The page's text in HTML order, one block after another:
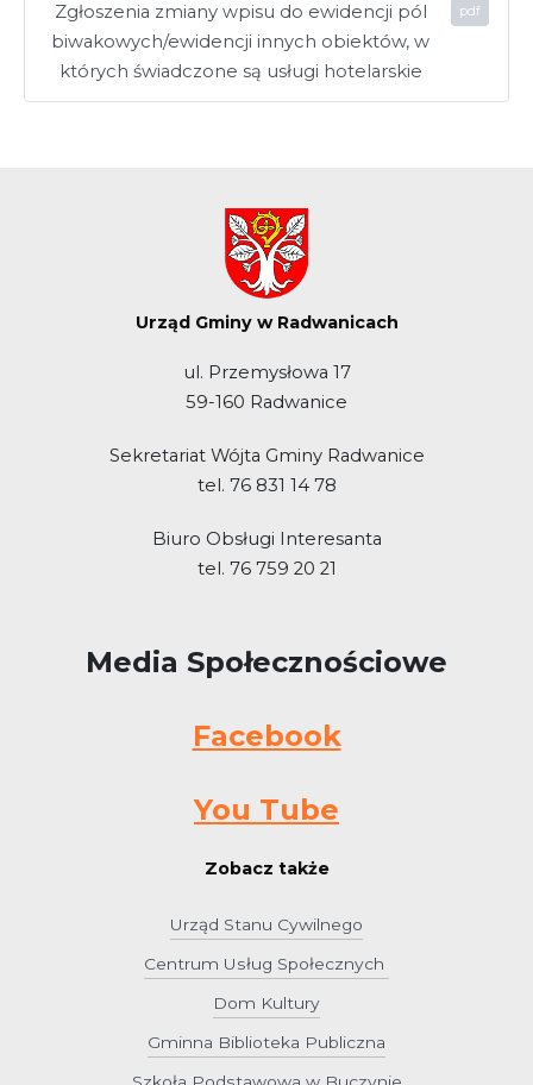
Zgłoszenia zmiany wpisu do ewidencji pól
biwakowych/ewidencji innych obiektów, w
których świadczone są usługi hotelarskie
Urząd Gminy w Radwanicach
ul. Przemysłowa 17
59-160 Radwanice
Sekretariat Wójta Gminy Radwanice
tel. 76 831 14 78
Biuro Obsługi Interesanta
tel. 76 759 20 21
Media Społecznościowe
Facebook
You Tube
Zobacz także
Urząd Stanu Cywilnego
Centrum Usług Społecznych
Dom Kultury
Gminna Biblioteka Publiczna
Szkoła Podstawowa w Buczynie